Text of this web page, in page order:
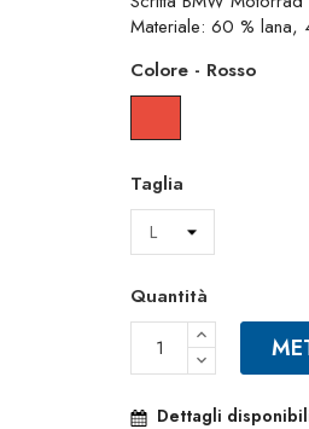
Materiale: 60 % lana,
Colore - Rosso
Taglia
Quantità
Dettagli